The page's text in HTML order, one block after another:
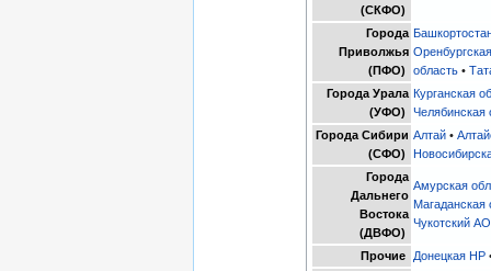
(СКФО)
Города
Приволжья
(ПФО)
область •
Города Урала
(УФО)
Курганская
Челябинская
Города Сибири
(СФО)
Алтай •
Города
Дальнего
Востока
(ДВФО)
Амурская
Магаданская
Чукотский АО
Прочие Донецкая НР